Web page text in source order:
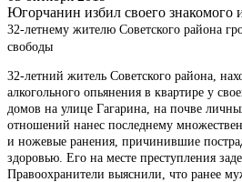
Югорчанин избил своего знакомого
32-летнему жителю Советского района
свободы
32-летний житель Советского района,
алкогольного опьянения в квартире у
домов на улице Гагарина, на почве
отношений нанес последнему
и ножевые ранения, причинившие
здоровью. Его на месте преступления
Правоохранители выяснили, что ранее